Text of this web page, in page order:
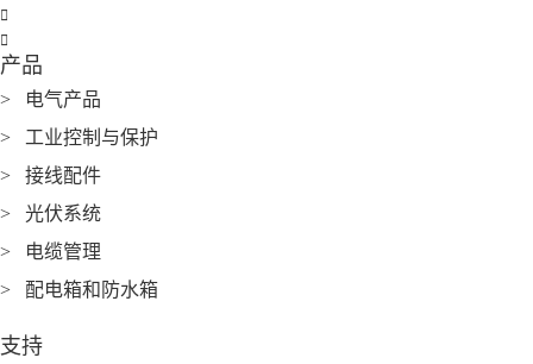


产品
> 电气产品
> 工业控制与保护
> 接线配件
> 光伏系统
> 电缆管理
> 配电箱和防水箱
支持